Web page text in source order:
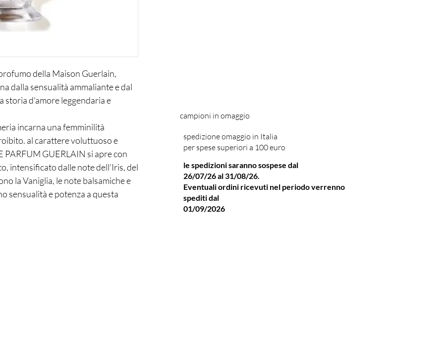
della Maison Guerlain,
dalla sensualità ammaliante e dal
storia d'amore leggendaria e
incarna una femminilità
al carattere voluttuoso e
PARFUM GUERLAIN si apre con
intensificato dalle note dell'Iris, del
la Vaniglia, le note balsamiche e
sensualità e potenza a questa
a Milano propone SHALIMAR
ad una selezione dei migliori
campioni in omaggio
spedizione omaggio in Italia
per spese superiori a 100 euro
le spedizioni saranno sospese dal
26/07/26 al 31/08/26.
Eventuali ordini ricevuti nel periodo verrenno
spediti dal
01/09/2026